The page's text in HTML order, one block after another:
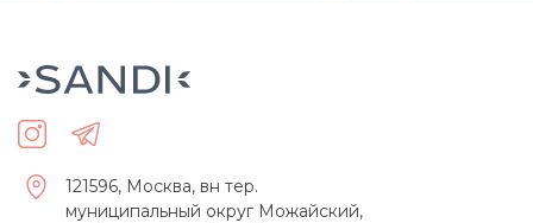
121596, Москва, вн тер.
муниципальный округ Можайский,